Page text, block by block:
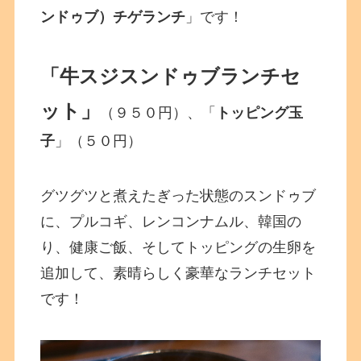
ンドゥブ）チゲランチ 」です！
「牛スジスンドゥブランチセ
ット」
（９５０円）、「
トッピング玉
子 」（５０円）
グツグツと煮えたぎった状態のスンドゥブ
に、プルコギ、レンコンナムル、韓国の
り、健康ご飯、そしてトッピングの生卵を
追加して、素晴らしく豪華なランチセット
です！